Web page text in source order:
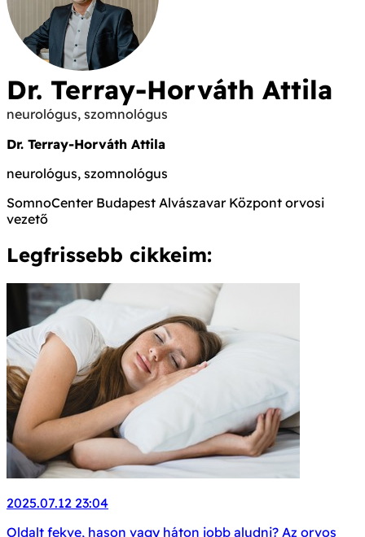
Dr. Terray-Horváth Attila
neurológus, szomnológus
Dr. Terray-Horváth Attila
neurológus, szomnológus
SomnoCenter Budapest Alvászavar Központ orvosi
vezető
Legfrissebb cikkeim:
2025.07.12 23:04
Oldalt fekve, hason vagy háton jobb aludni? Az orvos